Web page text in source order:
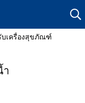
บเครื่องสุขภัณฑ์
ำ